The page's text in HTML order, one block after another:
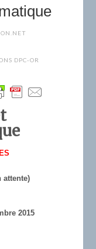
DPC-OR
attente)
2015